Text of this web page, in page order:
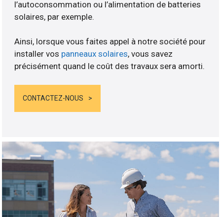
l’autoconsommation ou l’alimentation de batteries
solaires, par exemple.
Ainsi, lorsque vous faites appel à notre société pour
installer vos panneaux solaires, vous savez
précisément quand le coût des travaux sera amorti.
CONTACTEZ-NOUS